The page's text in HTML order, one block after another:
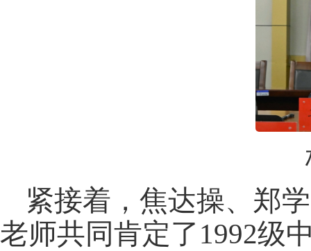
紧接着，焦达操、郑
老师共同肯定了 1992级